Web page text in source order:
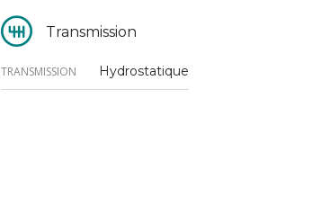
Transmission
TRANSMISSION Hydrostatique